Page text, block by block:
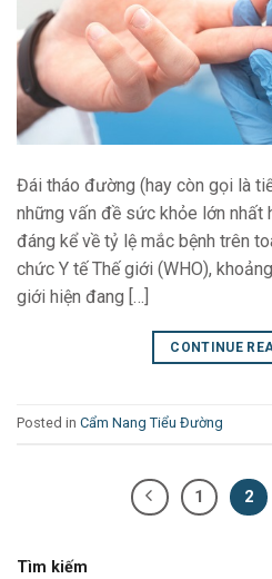
Đái tháo đường (hay còn gọi là
những vấn đề sức khỏe lớn nhất
đáng kể về tỷ lệ mắc bệnh trên
chức Y tế Thế giới (WHO),
giới hiện đang […]
CONTINUE
Posted in Cẩm Nang Tiểu Đường
1 2
Tìm kiếm